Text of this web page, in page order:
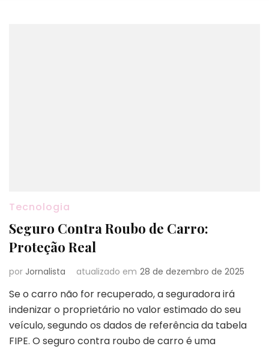
Tecnologia
Seguro Contra Roubo de Carro:
Proteção Real
por Jornalista atualizado em 28 de dezembro de 2025
Se o carro não for recuperado, a seguradora irá
indenizar o proprietário no valor estimado do seu
veículo, segundo os dados de referência da tabela
FIPE. O seguro contra roubo de carro é uma